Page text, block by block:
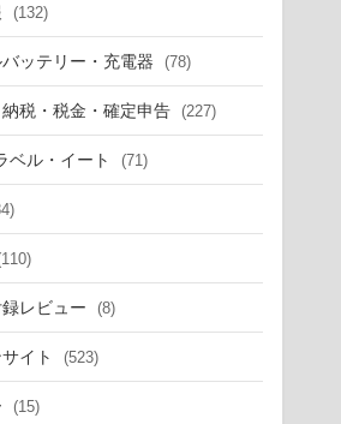
(132)
ッテリー・充電器 (78)
税・税金・確定申告 (227)
ベル・イート (71)
レビュー (8)
イト (523)
(15)